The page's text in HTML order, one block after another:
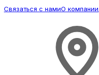
Связаться с намиО компании